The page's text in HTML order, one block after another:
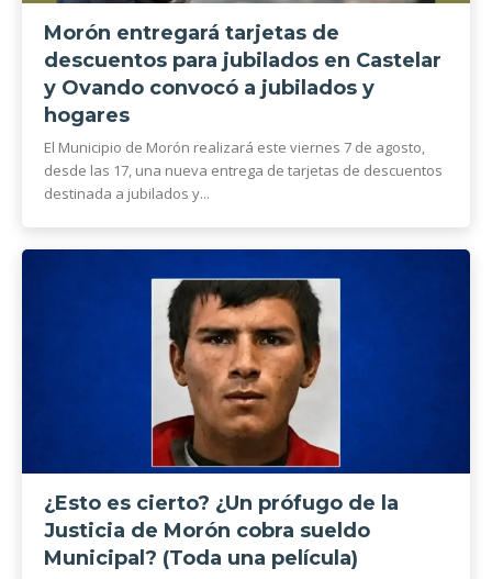
Morón entregará tarjetas de
descuentos para jubilados en Castelar
y Ovando convocó a jubilados y
hogares
El Municipio de Morón realizará este viernes 7 de agosto,
desde las 17, una nueva entrega de tarjetas de descuentos
destinada a jubilados y...
¿Esto es cierto? ¿Un prófugo de la
Justicia de Morón cobra sueldo
Municipal? (Toda una película)